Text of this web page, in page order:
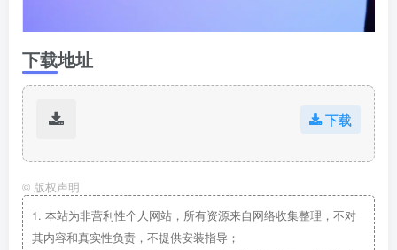
下载地址
下载
© 版权声明
1. 本站为非营利性个人网站，所有资源来自网络收集整理，不对
其内容和真实性负责，不提供安装指导；